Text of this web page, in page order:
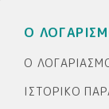
Ο
Ο
ΙΣΤΟΡΙΚΌ